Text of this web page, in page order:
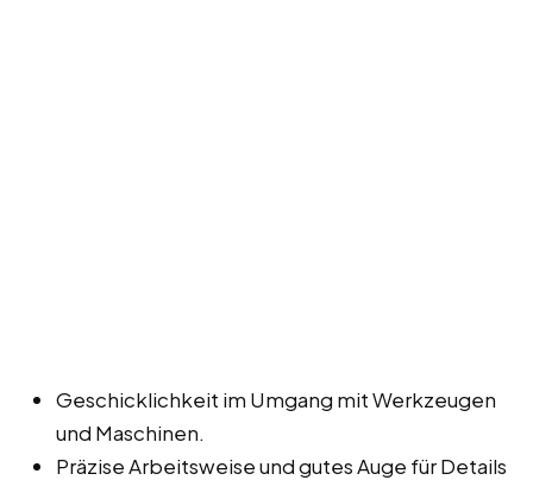
Geschicklichkeit im Umgang mit Werkzeugen
und Maschinen.
Präzise Arbeitsweise und gutes Auge für Details